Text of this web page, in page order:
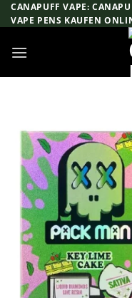
Zum
Inhalt
CANAPUFF VAPE:
VAPE PENS KAUFEN